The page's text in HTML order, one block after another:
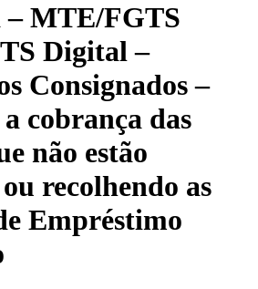
MTE/FGTS
Digital –
Consignados –
cobrança das
não estão
recolhendo as
Empréstimo